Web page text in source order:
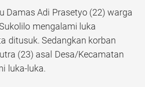
Damas Adi Prasetyo (22) warga
mengalami luka
ditusuk. Sedangkan korban
(23) asal Desa/Kecamatan
luka-luka.